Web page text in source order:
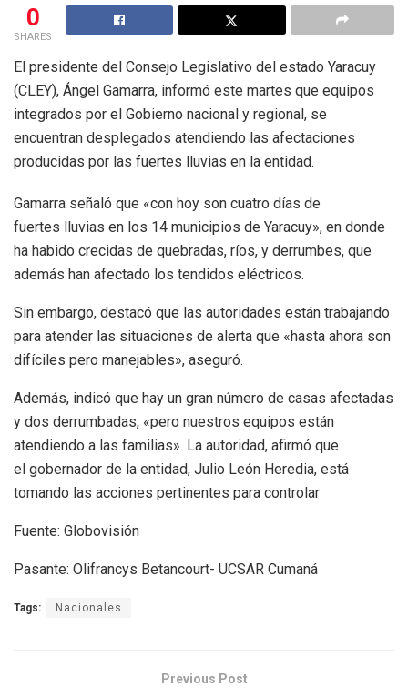
0
SHARES
El presidente del Consejo Legislativo del estado Yaracuy
(CLEY), Ángel Gamarra, informó este martes que equipos
integrados por el Gobierno nacional y regional, se
encuentran desplegados atendiendo las afectaciones
producidas por las fuertes lluvias en la entidad.
Gamarra señaló que «con hoy son cuatro días de
fuertes lluvias en los 14 municipios de Yaracuy», en donde
ha habido crecidas de quebradas, ríos, y derrumbes, que
además han afectado los tendidos eléctricos.
Sin embargo, destacó que las autoridades están trabajando
para atender las situaciones de alerta que «hasta ahora son
difíciles pero manejables», aseguró.
Además, indicó que hay un gran número de casas afectadas
y dos derrumbadas, «pero nuestros equipos están
atendiendo a las familias». La autoridad, afirmó que
el gobernador de la entidad, Julio León Heredia, está
tomando las acciones pertinentes para controlar
Fuente: Globovisión
Pasante: Olifrancys Betancourt- UCSAR Cumaná
Tags: Nacionales
Previous Post